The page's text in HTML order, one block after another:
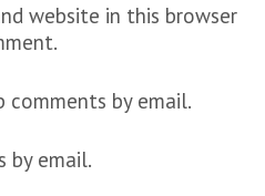
website in this browser
by email.
by email.